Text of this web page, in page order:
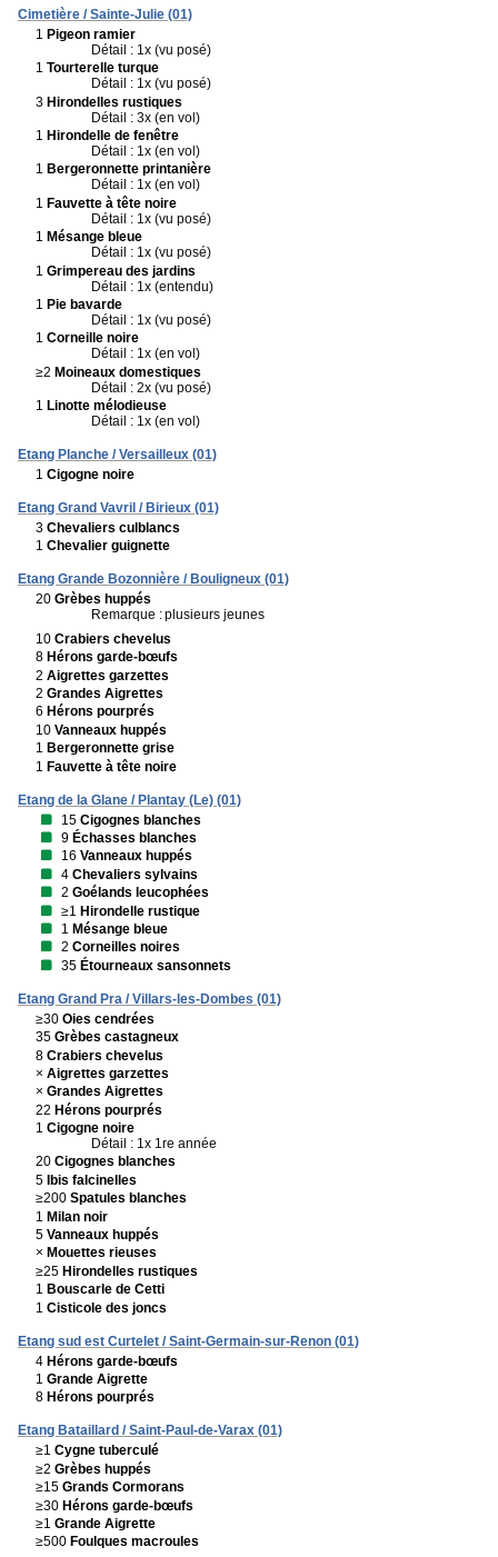
Cimetière / Sainte-Julie (01)
1 Pigeon ramier
Détail : 1x (vu posé)
1 Tourterelle turque
Détail : 1x (vu posé)
3 Hirondelles rustiques
Détail : 3x (en vol)
1 Hirondelle de fenêtre
Détail : 1x (en vol)
1 Bergeronnette printanière
Détail : 1x (en vol)
1 Fauvette à tête noire
Détail : 1x (vu posé)
1 Mésange bleue
Détail : 1x (vu posé)
1 Grimpereau des jardins
Détail : 1x (entendu)
1 Pie bavarde
Détail : 1x (vu posé)
1 Corneille noire
Détail : 1x (en vol)
≥2 Moineaux domestiques
Détail : 2x (vu posé)
1 Linotte mélodieuse
Détail : 1x (en vol)
Etang Planche / Versailleux (01)
1 Cigogne noire
Etang Grand Vavril / Birieux (01)
3 Chevaliers culblancs
1 Chevalier guignette
Etang Grande Bozonnière / Bouligneux (01)
20 Grèbes huppés
Remarque :plusieurs jeunes
10 Crabiers chevelus
8 Hérons garde-bœufs
2 Aigrettes garzettes
2 Grandes Aigrettes
6 Hérons pourprés
10 Vanneaux huppés
1 Bergeronnette grise
1 Fauvette à tête noire
Etang de la Glane / Plantay (Le) (01)
15 Cigognes blanches
9 Échasses blanches
16 Vanneaux huppés
4 Chevaliers sylvains
2 Goélands leucophées
≥1 Hirondelle rustique
1 Mésange bleue
2 Corneilles noires
35 Étourneaux sansonnets
Etang Grand Pra / Villars-les-Dombes (01)
≥30 Oies cendrées
35 Grèbes castagneux
8 Crabiers chevelus
× Aigrettes garzettes
× Grandes Aigrettes
22 Hérons pourprés
1 Cigogne noire
Détail : 1x 1re année
20 Cigognes blanches
5 Ibis falcinelles
≥200 Spatules blanches
1 Milan noir
5 Vanneaux huppés
× Mouettes rieuses
≥25 Hirondelles rustiques
1 Bouscarle de Cetti
1 Cisticole des joncs
Etang sud est Curtelet / Saint-Germain-sur-Renon (01)
4 Hérons garde-bœufs
1 Grande Aigrette
8 Hérons pourprés
Etang Bataillard / Saint-Paul-de-Varax (01)
≥1 Cygne tuberculé
≥2 Grèbes huppés
≥15 Grands Cormorans
≥30 Hérons garde-bœufs
≥1 Grande Aigrette
≥500 Foulques macroules